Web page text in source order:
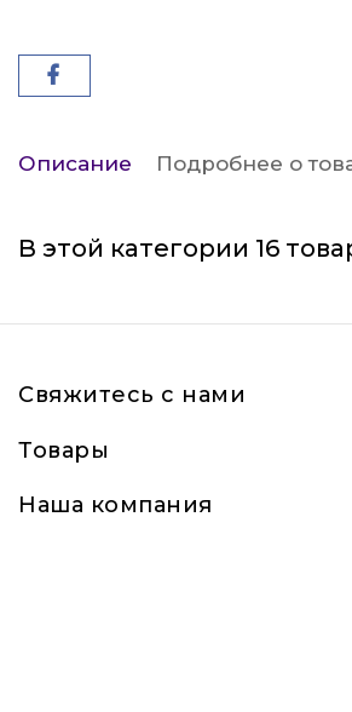
Описание Подробнее о
В этой категории 16
Свяжитесь с нами
Товары
Наша компания